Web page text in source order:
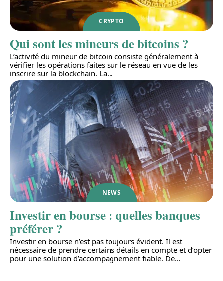
CRYPTO
Qui sont les mineurs de bitcoins ?
L’activité du mineur de bitcoin consiste généralement à
vérifier les opérations faites sur le réseau en vue de les
inscrire sur la blockchain. La…
NEWS
Investir en bourse : quelles banques
préférer ?
Investir en bourse n’est pas toujours évident. Il est
nécessaire de prendre certains détails en compte et d’opter
pour une solution d’accompagnement fiable. De…